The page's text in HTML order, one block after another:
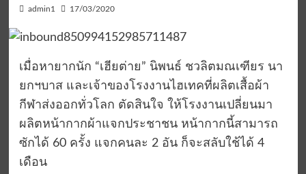
admin1 17/03/2020
เมื่อหายากนัก “เฮียต่าย” นิพนธ์ ชวลิตมณเฑียร นา
ยกฯบาส และเจ้าของโรงงานไฮเทคที่ผลิตเสื้อผ้า
กีฬาส่งออกทั่วโลก ตัดสินใจ ให้โรงงานเปลี่ยนมา
ผลิตหน้ากากผ้าแจกประชาชน หน้ากากนี้สามารถ
ซักได้ 60 ครั้ง แจกคนละ 2 อัน ก็จะสลับใช้ได้ 4
เดือน